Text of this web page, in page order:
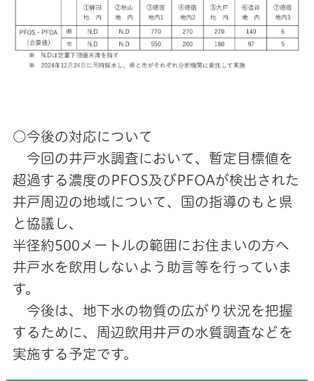
○今後の対応について
今回の井戸水調査において、暫定目標値を
超過する濃度のPFOS及びPFOAが検出された
井戸周辺の地域について、国の指導のもと県
と協議し、
半径約500メートルの範囲にお住まいの方へ
井戸水を飲用しないよう助言等を行っていま
す。
今後は、地下水の物質の広がり状況を把握
するために、周辺飲用井戸の水質調査などを
実施する予定です。